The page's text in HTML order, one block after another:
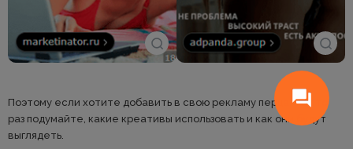
Поэтому если хотите добавить в свою рекламу перца, то сто
раз подумайте, какие креативы использовать и как они будут
выглядеть.